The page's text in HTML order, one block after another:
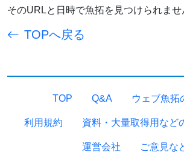
そのURLと日時で魚拓を見つけられませ
TOPへ戻る
TOP Q&A ウェブ魚拓
利用規約 資料・大量取得用など
運営会社 ご意見な